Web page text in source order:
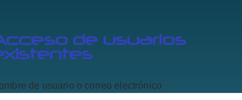
de usuarios
de usuario o correo electrónico